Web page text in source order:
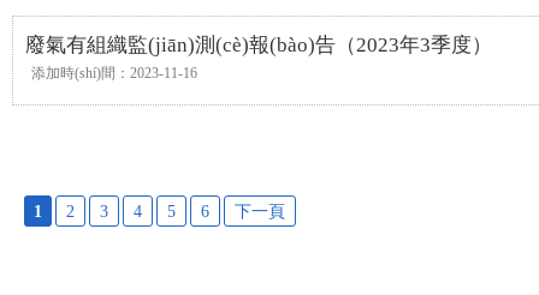
廢氣有組織監(jiān)測(cè)報(bào)告（2023年3季度）
添加時(shí)間：2023-11-16
1 2 3 4 5 6 下一頁